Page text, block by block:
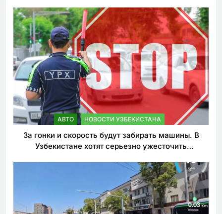
АВТО НОВОСТИ УЗБЕКИСТАНА
За гонки и скорость будут забирать машины. В
Узбекистане хотят серьезно ужесточить